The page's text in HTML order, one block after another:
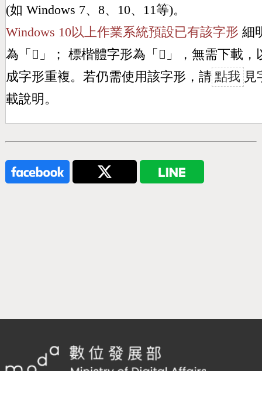
(如 Windows 7、8、10、11等)。
Windows 10以上作業系統預設已有該字形 細
為「 𣾻 」； 標楷體字形為「 𣾻 」，無需下載，
成字形重複。若仍需使用該字形，請 點我 見
載說明。